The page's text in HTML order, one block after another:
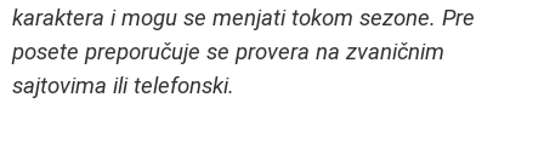
karaktera i mogu se menjati tokom sezone. Pre
posete preporučuje se provera na zvaničnim
sajtovima ili telefonski.